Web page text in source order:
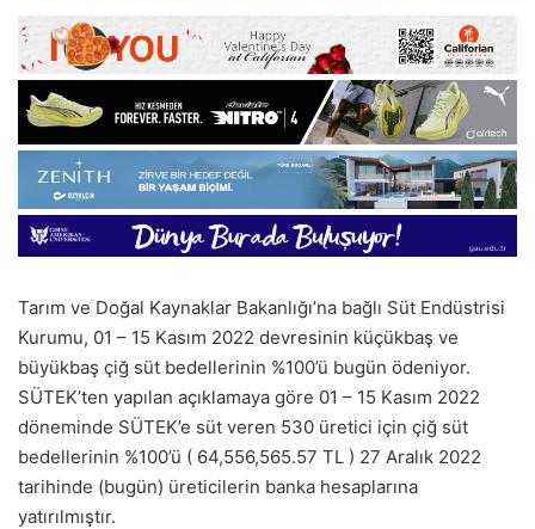
Tarım ve Doğal Kaynaklar Bakanlığı’na bağlı Süt Endüstrisi
Kurumu, 01 – 15 Kasım 2022 devresinin küçükbaş ve
büyükbaş çiğ süt bedellerinin %100’ü bugün ödeniyor.
SÜTEK’ten yapılan açıklamaya göre 01 – 15 Kasım 2022
döneminde SÜTEK’e süt veren 530 üretici için çiğ süt
bedellerinin %100’ü ( 64,556,565.57 TL ) 27 Aralık 2022
tarihinde (bugün) üreticilerin banka hesaplarına
yatırılmıştır.